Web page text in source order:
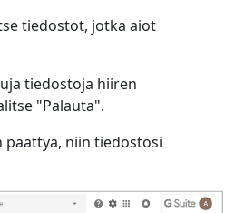
tiedostot, jotka aiot
tiedostoja hiiren
"Palauta".
päättyä, niin tiedostosi